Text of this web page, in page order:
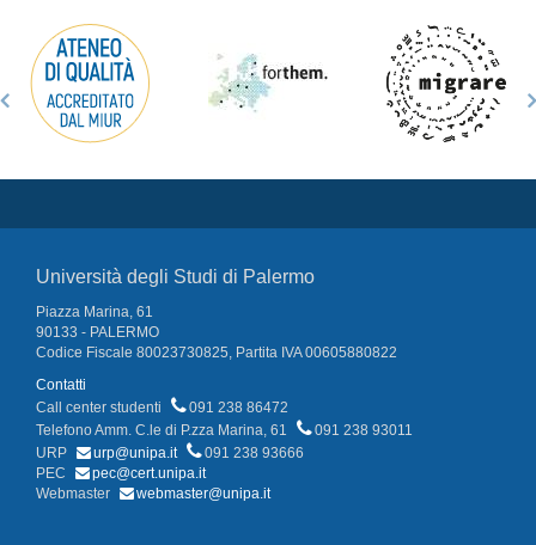
Università degli Studi di Palermo
Piazza Marina, 61
90133 - PALERMO
Codice Fiscale 80023730825, Partita IVA 00605880822
Contatti
Call center studenti
091 238 86472
Telefono Amm. C.le di P.zza Marina, 61
091 238 93011
URP
urp@unipa.it
091 238 93666
PEC
pec@cert.unipa.it
Webmaster
webmaster@unipa.it